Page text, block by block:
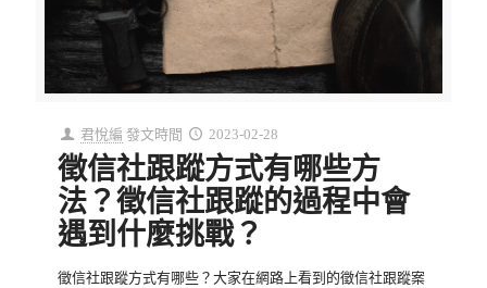
君悅編 發文時間 2023-02-28
徵信社跟蹤方式有哪些方
法？徵信社跟蹤的過程中會
遇到什麼挑戰？
徵信社跟蹤方式有哪些？大家在網路上看到的徵信社跟蹤案